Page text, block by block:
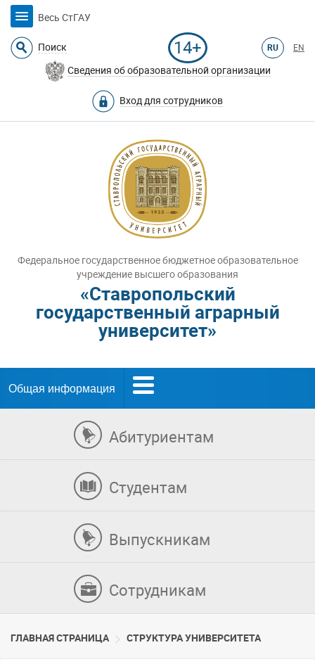
Весь СтГАУ
Поиск 14+ RU EN
Сведения об образовательной организации
Вход для сотрудников
Федеральное государственное бюджетное образовательное
учреждение высшего образования
«Ставропольский
государственный аграрный
университет»
Общая информация
Абитуриентам
Студентам
Выпускникам
Сотрудникам
ГЛАВНАЯ СТРАНИЦА CТРУКТУРА УНИВЕРСИТЕТА